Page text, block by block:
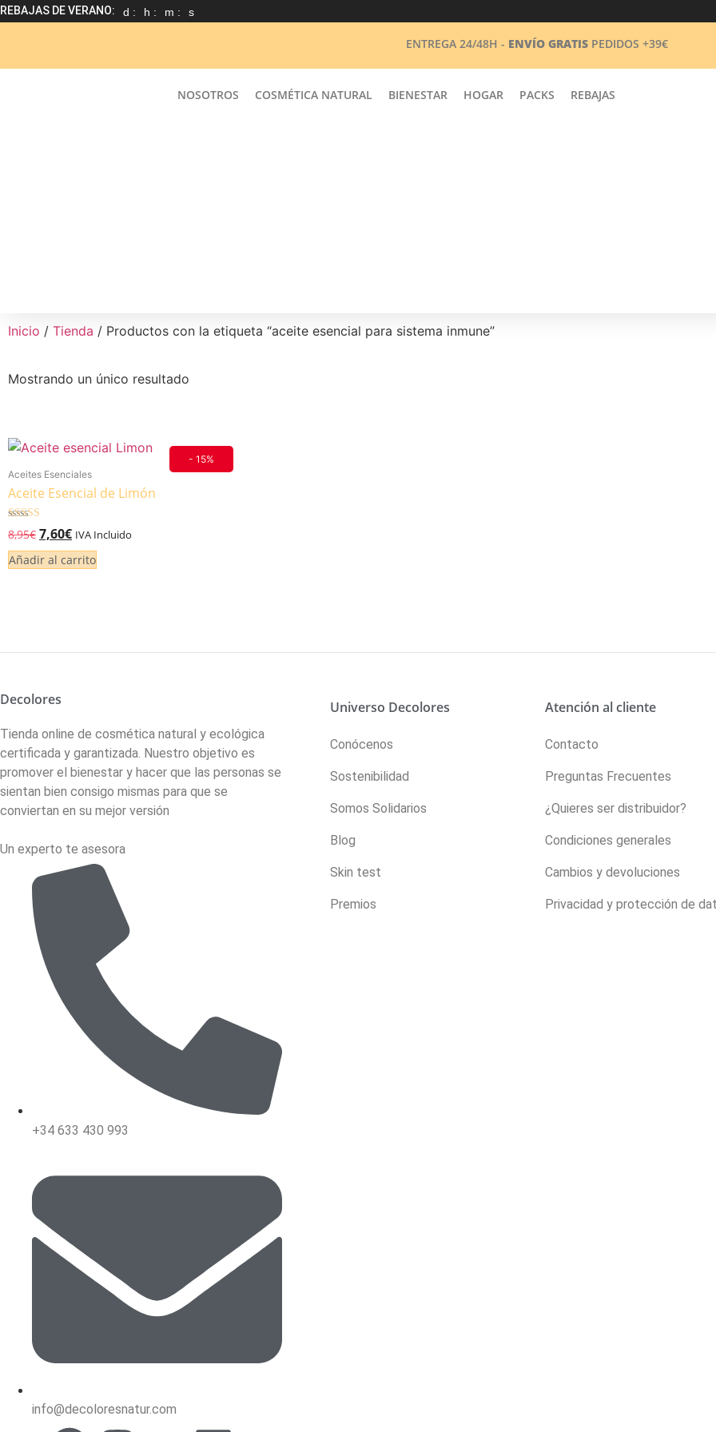
REBAJAS DE VERANO: d : h : m : s
ENTREGA 24/48H - ENVÍO GRATIS PEDIDOS +39€
NOSOTROS COSMÉTICA NATURAL BIENESTAR HOGAR PACKS REBAJAS
Inicio / Tienda / Productos con la etiqueta “aceite esencial para sistema inmune”
Mostrando un único resultado
- 15%
Aceites Esenciales
Aceite Esencial de Limón
Valorado
4.00
de 5
8,95€ 7,60€ IVA Incluido
Añadir al carrito
Decolores
Tienda online de cosmética natural y ecológica
certificada y garantizada. Nuestro objetivo es
promover el bienestar y hacer que las personas se
sientan bien consigo mismas para que se
conviertan en su mejor versión
Un experto te asesora
+34 633 430 993
info@decoloresnatur.com
Universo Decolores
Conócenos
Sostenibilidad
Somos Solidarios
Blog
Skin test
Premios
Atención al cliente
Contacto
Preguntas Frecuentes
¿Quieres ser distribuidor?
Condiciones generales
Cambios y devoluciones
Privacidad y protección de